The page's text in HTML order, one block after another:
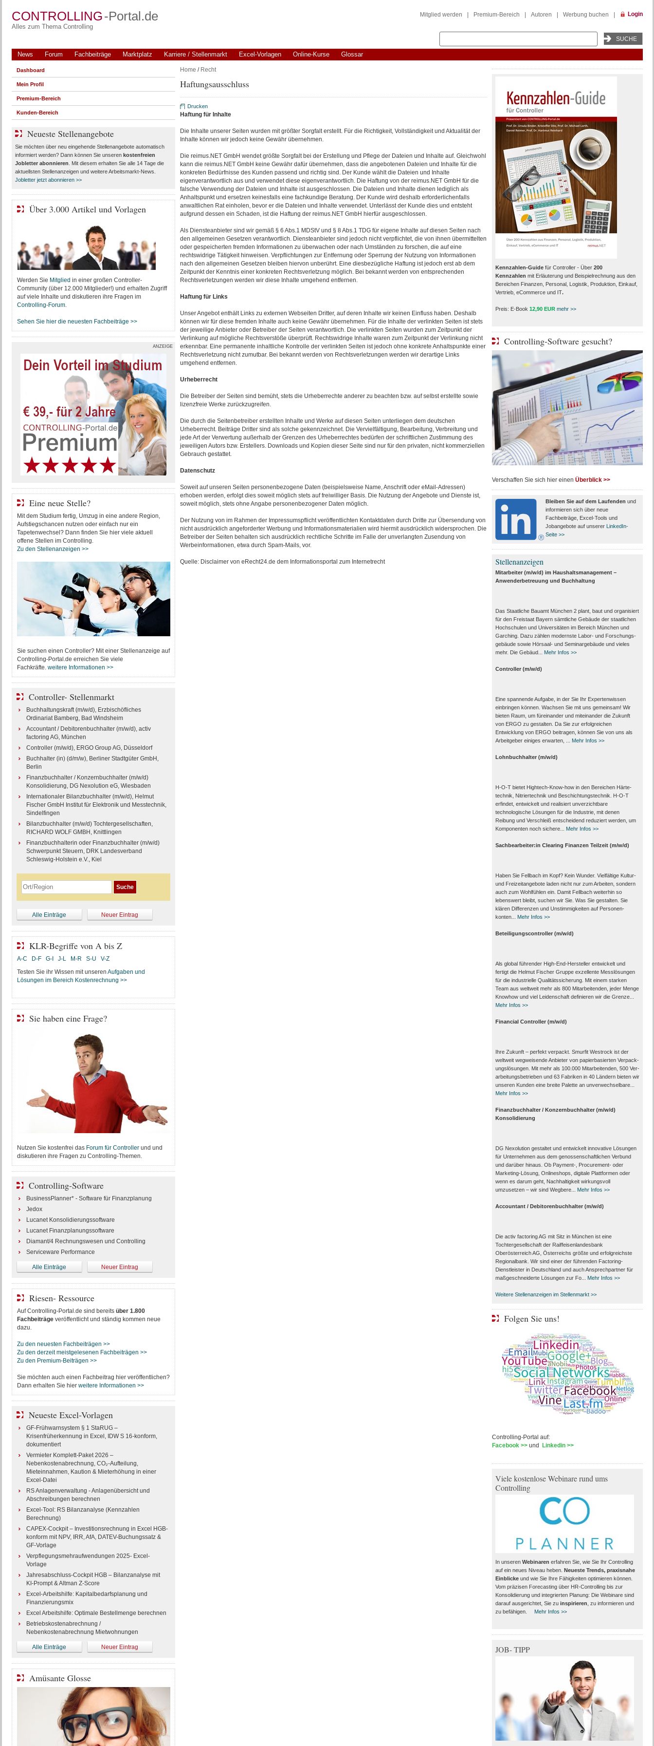
CONTROLLING-Portal.de
Alles zum Thema Controlling
Mitglied werden Premium-Bereich Autoren Werbung buchen Login
News Forum Fachbeiträge Marktplatz Karriere / Stellenmarkt Excel-Vorlagen Online-Kurse Glossar
Home / Recht
Haftungsausschluss
Drucken
Haftung für Inhalte
Die Inhalte unserer Seiten wurden mit größter Sorgfalt erstellt. Für die Richtigkeit, Vollständigkeit und Aktualität der
Inhalte können wir jedoch keine Gewähr übernehmen.
Die reimus.NET GmbH wendet größte Sorgfalt bei der Erstellung und Pflege der Dateien und Inhalte auf. Gleichwohl
kann die reimus.NET GmbH keine Gewähr dafür übernehmen, dass die angebotenen Dateien und Inhalte für die
konkreten Bedürfnisse des Kunden passend und richtig sind. Der Kunde wählt die Dateien und Inhalte
eigenverantwortlich aus und verwendet diese eigenverantwortlich. Die Haftung von der reimus.NET GmbH für die
falsche Verwendung der Dateien und Inhalte ist ausgeschlossen. Die Dateien und Inhalte dienen lediglich als
Anhaltspunkt und ersetzen keinesfalls eine fachkundige Beratung. Der Kunde wird deshalb erforderlichenfalls
anwaltlichen Rat einholen, bevor er die Dateien und Inhalte verwendet. Unterlässt der Kunde dies und entsteht
aufgrund dessen ein Schaden, ist die Haftung der reimus.NET GmbH hierfür ausgeschlossen.
Als Diensteanbieter sind wir gemäß § 6 Abs.1 MDStV und § 8 Abs.1 TDG für eigene Inhalte auf diesen Seiten nach
den allgemeinen Gesetzen verantwortlich. Diensteanbieter sind jedoch nicht verpflichtet, die von ihnen übermittelten
oder gespeicherten fremden Informationen zu überwachen oder nach Umständen zu forschen, die auf eine
rechtswidrige Tätigkeit hinweisen. Verpflichtungen zur Entfernung oder Sperrung der Nutzung von Informationen
nach den allgemeinen Gesetzen bleiben hiervon unberührt. Eine diesbezügliche Haftung ist jedoch erst ab dem
Zeitpunkt der Kenntnis einer konkreten Rechtsverletzung möglich. Bei bekannt werden von entsprechenden
Rechtsverletzungen werden wir diese Inhalte umgehend entfernen.
Haftung für Links
Unser Angebot enthält Links zu externen Webseiten Dritter, auf deren Inhalte wir keinen Einfluss haben. Deshalb
können wir für diese fremden Inhalte auch keine Gewähr übernehmen. Für die Inhalte der verlinkten Seiten ist stets
der jeweilige Anbieter oder Betreiber der Seiten verantwortlich. Die verlinkten Seiten wurden zum Zeitpunkt der
Verlinkung auf mögliche Rechtsverstöße überprüft. Rechtswidrige Inhalte waren zum Zeitpunkt der Verlinkung nicht
erkennbar. Eine permanente inhaltliche Kontrolle der verlinkten Seiten ist jedoch ohne konkrete Anhaltspunkte einer
Rechtsverletzung nicht zumutbar. Bei bekannt werden von Rechtsverletzungen werden wir derartige Links
umgehend entfernen.
Urheberrecht
Die Betreiber der Seiten sind bemüht, stets die Urheberrechte anderer zu beachten bzw. auf selbst erstellte sowie
lizenzfreie Werke zurückzugreifen.
Die durch die Seitenbetreiber erstellten Inhalte und Werke auf diesen Seiten unterliegen dem deutschen
Urheberrecht. Beiträge Dritter sind als solche gekennzeichnet. Die Vervielfältigung, Bearbeitung, Verbreitung und
jede Art der Verwertung außerhalb der Grenzen des Urheberrechtes bedürfen der schriftlichen Zustimmung des
jeweiligen Autors bzw. Erstellers. Downloads und Kopien dieser Seite sind nur für den privaten, nicht kommerziellen
Gebrauch gestattet.
Datenschutz
Soweit auf unseren Seiten personenbezogene Daten (beispielsweise Name, Anschrift oder eMail-Adressen)
erhoben werden, erfolgt dies soweit möglich stets auf freiwilliger Basis. Die Nutzung der Angebote und Dienste ist,
soweit möglich, stets ohne Angabe personenbezogener Daten möglich.
Der Nutzung von im Rahmen der Impressumspflicht veröffentlichten Kontaktdaten durch Dritte zur Übersendung von
nicht ausdrücklich angeforderter Werbung und Informationsmaterialien wird hiermit ausdrücklich widersprochen. Die
Betreiber der Seiten behalten sich ausdrücklich rechtliche Schritte im Falle der unverlangten Zusendung von
Werbeinformationen, etwa durch Spam-Mails, vor.
Quelle: Disclaimer von eRecht24.de dem Informationsportal zum Internetrecht
Dashboard
Mein Profil
Premium-Bereich
Kunden-Bereich
Neueste Stellenangebote
Sie möchten über neu eingehende Stellenangebote automatisch
informiert werden? Dann können Sie unseren kostenfreien
Jobletter abonnieren . Mit diesem erhalten Sie alle 14 Tage die
aktuellsten Stellenanzeigen und weitere Arbeitsmarkt-News.
Jobletter jetzt abonnieren >>
Über 3.000 Artikel und Vorlagen
Werden Sie Mitglied in einer großen Controller-
Community (über 12.000 Mitglieder!) und erhalten Zugriff
auf viele Inhalte und diskutieren ihre Fragen im
Controlling-Forum.
Sehen Sie hier die neuesten Fachbeiträge >>
ANZEIGE
Eine neue Stelle?
Mit dem Studium fertig, Umzug in eine andere Region,
Aufstiegschancen nutzen oder einfach nur ein
Tapetenwechsel? Dann finden Sie hier viele aktuell
offene Stellen im Controlling.
Zu den Stellenanzeigen >>
Sie suchen einen Controller? Mit einer Stellenanzeige auf
Controlling-Portal.de erreichen Sie viele
Fachkräfte. weitere Informationen >>
Controller- Stellenmarkt
Buchhaltungskraft (m/w/d), Erzbischöfliches
Ordinariat Bamberg, Bad Windsheim
Accountant / Debitorenbuchhalter (m/w/d), activ
factoring AG, München
Controller (m/w/d), ERGO Group AG, Düsseldorf
Buchhalter (in) (d/m/w), Berliner Stadtgüter GmbH,
Berlin
Finanzbuchhalter / Konzernbuchhalter (m/w/d)
Konsolidierung, DG Nexolution eG, Wiesbaden
Internationaler Bilanzbuchhalter (m/w/d), Helmut
Fischer GmbH Institut für Elektronik und Messtechnik,
Sindelfingen
Bilanzbuchhalter (m/w/d) Tochtergesellschaften,
RICHARD WOLF GMBH, Knittlingen
Finanzbuchhalterin oder Finanzbuchhalter (m/w/d)
Schwerpunkt Steuern, DRK Landesverband
Schleswig-Holstein e.V., Kiel
Alle Einträge Neuer Eintrag
KLR-Begriffe von A bis Z
A-C D-F G-I J-L M-R S-U
V-Z
Testen Sie ihr Wissen mit unseren Aufgaben und
Lösungen im Bereich Kostenrechnung >>
Sie haben eine Frage?
Nutzen Sie kostenfrei das Forum für Controllerund und
diskutieren ihre Fragen zu Controlling-Themen.
Controlling-Software
BusinessPlanner* - Software für Finanzplanung
Jedox
Lucanet Konsolidierungssoftware
Lucanet Finanzplanungssoftware
Diamant/4 Rechnungswesen und Controlling
Serviceware Performance
Alle Einträge Neuer Eintrag
Riesen- Ressource
Auf Controlling-Portal.de sind bereits über 1.800
Fachbeiträgeveröffentlicht und ständig kommen neue
dazu.
Zu den neuesten Fachbeiträgen >>
Zu den derzeit meistgelesenen Fachbeiträgen >>
Zu den Premium-Beiträgen >>
Sie möchten auch einen Fachbeitrag hier veröffentlichen?
Dann erhalten Sie hier weitere Informationen >>
Neueste Excel-Vorlagen
GF-Frühwarnsystem § 1 StaRUG –
Krisenfrüherkennung in Excel, IDW S 16-konform,
dokumentiert
Vermieter Komplett-Paket 2026 –
Nebenkostenabrechnung, CO₂-Aufteilung,
Mieteinnahmen, Kaution & Mieterhöhung in einer
Excel-Datei
RS Anlagenverwaltung - Anlagenübersicht und
Abschreibungen berechnen
Excel-Tool: RS Bilanzanalyse (Kennzahlen
Berechnung)
CAPEX-Cockpit – Investitionsrechnung in Excel HGB-
konform mit NPV, IRR, AfA, DATEV-Buchungssatz &
GF-Vorlage
Verpflegungsmehraufwendungen 2025- Excel-
Vorlage
Jahresabschluss-Cockpit HGB – Bilanzanalyse mit
KI-Prompt & Altman Z-Score
Excel-Arbeitshilfe: Kapitalbedarfsplanung und
Finanzierungsmix
Excel Arbeitshilfe: Optimale Bestellmenge berechnen
Betriebskostenabrechnung /
Nebenkostenabrechnung Mietwohnungen
Alle Einträge Neuer Eintrag
Amüsante Glosse
Kennzahlen-Guidefür Controller - Über 200
Kennzahlen mit Erläuterung und Beispielrechnung aus den
Bereichen Finanzen, Personal, Logistik, Produktion, Einkauf,
Vertrieb, eCommerce und IT.
Preis: E-Book 12,90 EUR mehr >>
Controlling-Software gesucht?
Verschaffen Sie sich hier einen Überblick >>
Bleiben Sie auf dem Laufenden und
informieren sich über neue
Fachbeiträge, Excel-Tools und
Jobangebote auf unserer LinkedIn-
Seite >>
Stellenanzeigen
Mitarbeiter (m/w/d) im Haushaltsmanagement –
Anwenderbetreuung und Buchhaltung
Das Staatliche Bauamt München 2 plant, baut und organisiert
für den Freistaat Bayern sämtliche Gebäude der staatlichen
Hoch­schulen und Universitäten im Bereich München und
Garching. Dazu zählen modernste Labor- und Forschungs­
gebäude sowie Hörsaal- und Seminar­gebäude und vieles
mehr. Die Gebäud...
Mehr Infos >>
Controller (m/w/d)
Eine spannende Aufgabe, in der Sie Ihr Expertenwissen
einbringen können. Wachsen Sie mit uns gemeinsam! Wir
bieten Raum, um füreinander und miteinander die Zukunft
von ERGO zu gestalten. Da Sie zur erfolgreichen
Entwicklung von ERGO beitragen, können Sie von uns als
Arbeitgeber einiges erwarten, ...
Mehr Infos >>
Lohnbuchhalter (m/w/d)
H‑O‑T bietet Hightech-Know-how in den Bereichen Härte­
technik, Nitrier­technik und Beschichtungs­technik. H‑O‑T
erfindet, entwickelt und realisiert unverzichtbare
technologische Lösungen für die Industrie, mit denen
Reibung und Verschleiß entscheidend reduziert werden, um
Komponenten noch sichere...
Mehr Infos >>
Sachbearbeiter:in Clearing Finanzen Teilzeit (m/w/d)
Haben Sie Fellbach im Kopf? Kein Wunder. Viel­fältige Kultur‑
und Frei­zeit­angebote laden nicht nur zum Arbeiten, sondern
auch zum Wohl­fühlen ein. Damit Fell­bach weiter­hin so
lebens­wert bleibt, suchen wir Sie. Was Sie gestalten. Sie
klären Differenzen und Unstimmig­keiten auf Personen­
konten...
Mehr Infos >>
Beteiligungscontroller (m/w/d)
Als global führender High-End-Hersteller ent­wickelt und
fertigt die Helmut Fischer Gruppe exzel­lente Mess­lösungen
für die indus­trielle Qualitäts­sicherung. Mit einem starken
Team aus welt­weit mehr als 800 Mit­arbeitenden, jeder Menge
Know­how und viel Leiden­schaft defi­nieren wir die Grenze...
Mehr Infos >>
Financial Controller (m/w/d)
Ihre Zukunft – perfekt verpackt. Smurfit Westrock ist der
weltweit wegweisende Anbieter von papier­basierten Ver­pack­
ungs­lösungen. Mit mehr als 100.000 Mitarbeitenden, 500 Ver­
arbei­tungs­betrieben und 63 Fabriken in 40 Ländern bieten wir
unseren Kunden eine breite Palette an un­verwechsel­bare...
Mehr Infos >>
Finanzbuchhalter / Konzernbuchhalter (m/w/d)
Konsolidierung
DG Nexolution gestaltet und entwickelt innovative Lösungen
für Unternehmen aus dem genossenschaftlichen Verbund
und darüber hinaus. Ob Payment-, Procurement- oder
Marketing-Lösung, Onlineshops, digitale Plattformen oder
wenn es darum geht, Nachhaltigkeit wirkungsvoll
umzusetzen – wir sind Wegbere...
Mehr Infos >>
Accountant / Debitorenbuchhalter (m/w/d)
Die activ factoring AG mit Sitz in München ist eine
Tochtergesellschaft der Raiffeisenlandesbank
Oberösterreich AG, Österreichs größte und erfolgreichste
Regionalbank. Wir sind einer der führenden Factoring-
Dienstleister in Deutschland und auch Ansprechpartner für
maßgeschneiderte Lösungen zur Fo...
Mehr Infos >>
Weitere Stellenanzeigen im Stellenmarkt >>
Folgen Sie uns!
Controlling-Portal auf:
Facebook >>und Linkedin >>
Viele kostenlose Webinare rund ums
Controlling
In unseren Webinaren erfahren Sie, wie Sie Ihr Controlling
auf ein neues Niveau heben. Neueste Trends, praxisnahe
Einblickeund wie Sie Ihre Fähigkeiten optimieren können.
Vom präzisen Forecasting über HR-Controlling bis zur
Konsolidierung und integrierten Planung: Die Webinare sind
darauf ausgerichtet, Sie zu inspirieren , zu informieren und
zu befähigen.
Mehr Infos >>
JOB- TIPP